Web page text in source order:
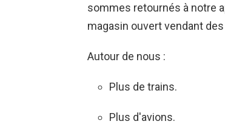
sommes retournés à notre
magasin ouvert vendant
Autour de nous :
Plus de trains.
Plus d'avions.